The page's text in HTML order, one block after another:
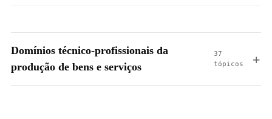
Domínios técnico-profissionais da
produção de bens e serviços
37
tópicos